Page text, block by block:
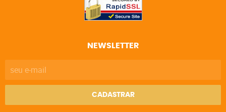
NEWSLETTER
CADASTRAR